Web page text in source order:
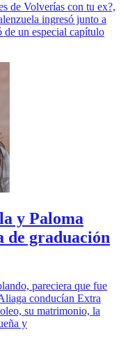
de Volverías con tu ex?,
ingresó junto a
de un especial capítulo
y Paloma
de graduación
pareciera que fue
conducían Extra
su matrimonio, la
y